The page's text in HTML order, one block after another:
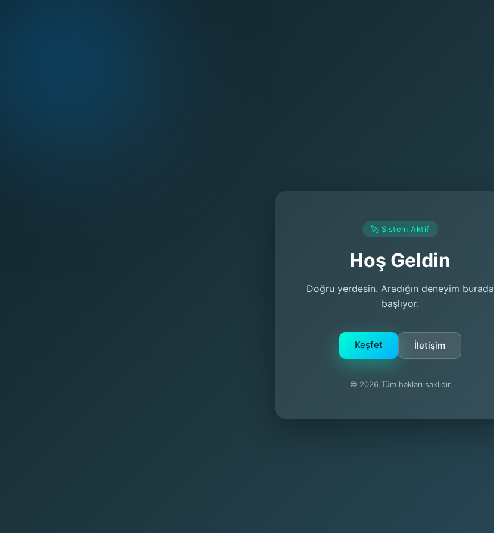
🚀 Sistem Aktif
Hoş Geldin
Doğru yerdesin. Aradığın deneyim burada
başlıyor.
Keşfet İletişim
© 2026 Tüm hakları saklıdır